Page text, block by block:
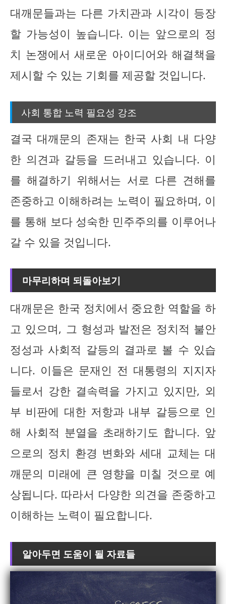
대깨문들과는 다른 가치관과 시각이 등장
할 가능성이 높습니다. 이는 앞으로의 정
치 논쟁에서 새로운 아이디어와 해결책을
제시할 수 있는 기회를 제공할 것입니다.
사회 통합 노력 필요성 강조
결국 대깨문의 존재는 한국 사회 내 다양
한 의견과 갈등을 드러내고 있습니다. 이
를 해결하기 위해서는 서로 다른 견해를
존중하고 이해하려는 노력이 필요하며, 이
를 통해 보다 성숙한 민주주의를 이루어나
갈 수 있을 것입니다.
마무리하며 되돌아보기
대깨문은 한국 정치에서 중요한 역할을 하
고 있으며, 그 형성과 발전은 정치적 불안
정성과 사회적 갈등의 결과로 볼 수 있습
니다. 이들은 문재인 전 대통령의 지지자
들로서 강한 결속력을 가지고 있지만, 외
부 비판에 대한 저항과 내부 갈등으로 인
해 사회적 분열을 초래하기도 합니다. 앞
으로의 정치 환경 변화와 세대 교체는 대
깨문의 미래에 큰 영향을 미칠 것으로 예
상됩니다. 따라서 다양한 의견을 존중하고
이해하는 노력이 필요합니다.
알아두면 도움이 될 자료들